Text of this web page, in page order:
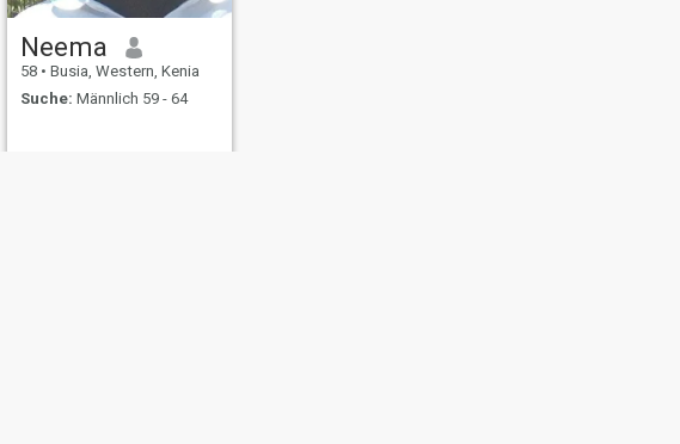
Neema
58 • Busia, Western, Kenia
Suche: Männlich 59 - 64